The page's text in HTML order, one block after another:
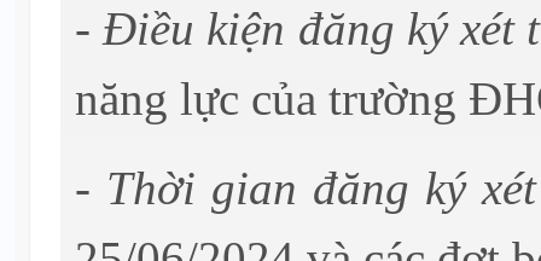
- Điều kiện đăng ký xét
năng lực của trường
- Thời gian đăng ký